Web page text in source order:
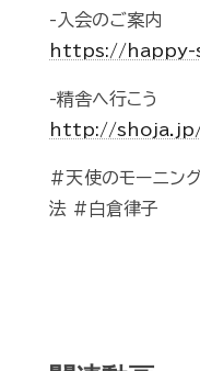
-入会のご案内
https://
-精舎へ行こう
http://
#天使のモーニン
法 #白倉律子